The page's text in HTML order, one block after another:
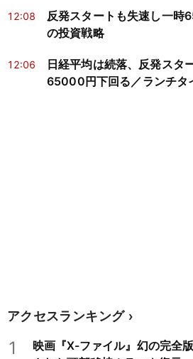
12:08
反発スタートも失速し一
の投資戦略
12:06
日経平均は続落、反発スタ
65000円下回る／ランチタ
アクセスランキング
1
映画『X-ファイル』幻の完全